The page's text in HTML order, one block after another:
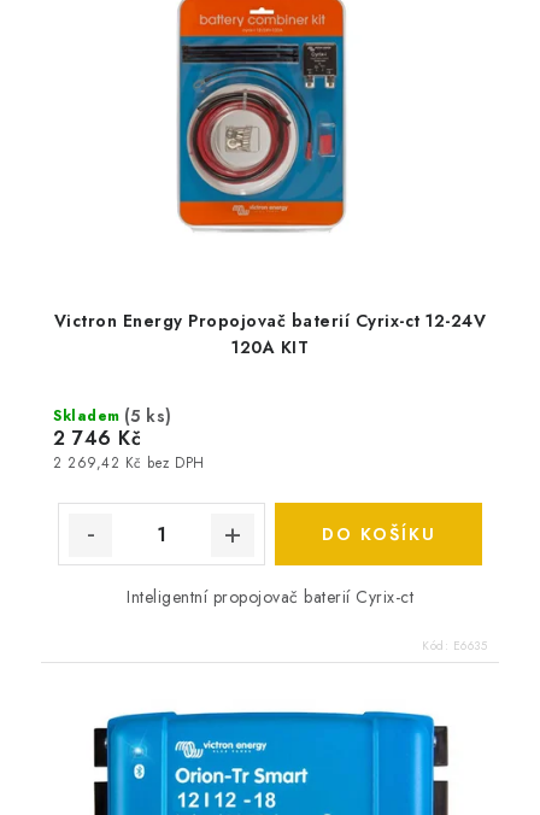
Victron Energy Propojovač baterií Cyrix-ct 12-24V
120A KIT
Skladem (5 ks)
2 269,42 Kč bez DPH
2 746 Kč
DO KOŠÍKU
Inteligentní propojovač baterií Cyrix-ct
Kód: E6635